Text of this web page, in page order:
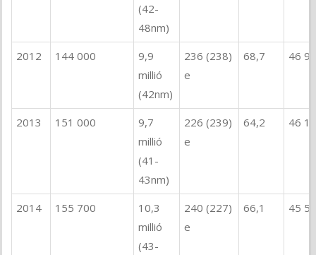
(42-
48nm)
2012 144 000
9,9
millió
(42nm)
236 (238)
e
68,7 46
2013 151 000
9,7
millió
(41-
43nm)
226 (239)
e
64,2 46
2014 155 700
10,3
millió
(43-
240 (227)
e
66,1 45